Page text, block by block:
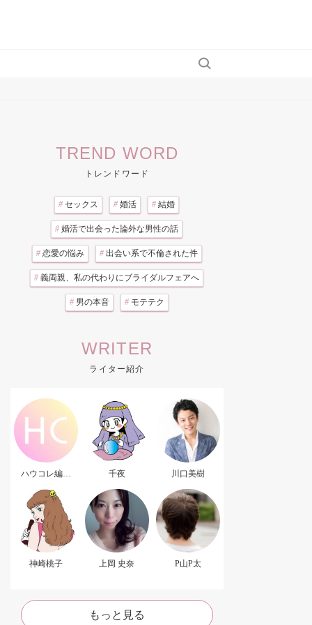
TREND WORD
トレンドワード
# セックス # 婚活 # 結婚
# 婚活で出会った論外な男性の話
# 恋愛の悩み # 出会い系で不倫された件
# 義両親、私の代わりにブライダルフェアへ
# 男の本音 # モテテク
WRITER
ライター紹介
ハウコレ編集
千夜 川口美樹
神崎桃子 上岡 史奈 P山P太
もっと見る